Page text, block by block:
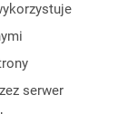
serwer